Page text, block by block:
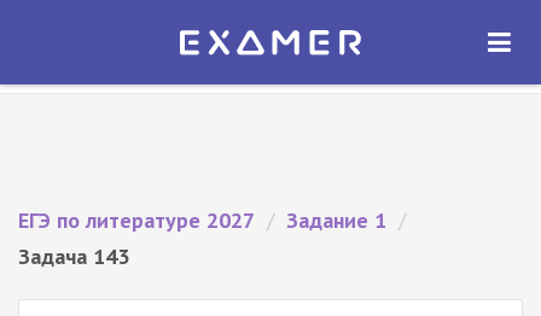
Экзамер — ЕГЭ 2027
ОТКРЫТЬ
ЕГЭ по литературе 2027 / Задание 1 /
Задача 143